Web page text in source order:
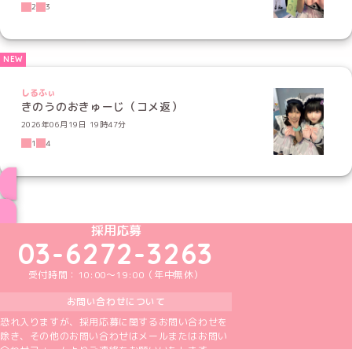
2
3
しるふぃ
きのうのおきゅーじ（コメ返）
2026年06月19日 19時47分
1
4
めいどりーみんTikTok公式アカウント
めいどりーみんX公式アカウント
めいどりーみんInstagram公式アカウント
めいどりーみんFacebook公式アカウン
めいどりーみんYouTube公式アカ
採用応募
03-6272-3263
受付時間：10:00～19:00（年中無休）
お問い合わせについて
恐れ入りますが、採用応募に関するお問い合わせを
除き、その他のお問い合わせはメールまたはお問い